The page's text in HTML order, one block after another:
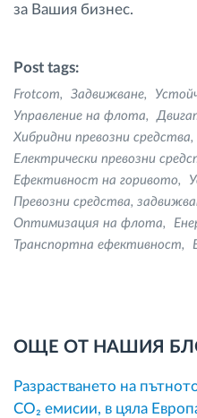
за Вашия бизнес.
Post tags:
Frotcom Задвижване
Управление на флота
Хибридни превозни средства
Електрически превозни
Ефективност на горивото
Превозни средства,
Оптимизация на флота
Транспортна ефективност
ОЩЕ ОТ НАШИЯ
Разрастването на
CO₂ емисии, в цяла